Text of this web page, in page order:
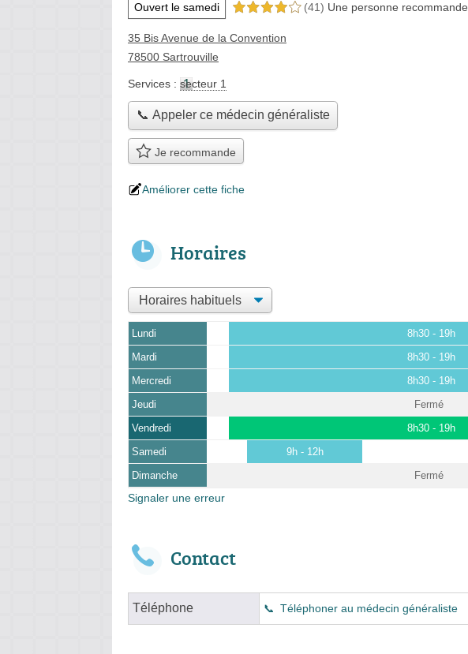
Ouvert le samedi 4,0 étoiles sur 5 (41) Une personne recommande
35 Bis Avenue de la Convention
78500 Sartrouville
Services : secteur 1
📞 Appeler ce médecin généraliste
Je recommande
Améliorer cette fiche
Horaires
Lundi 8h30 - 19h
Mardi 8h30 - 19h
Mercredi 8h30 - 19h
Jeudi Fermé
Vendredi 8h30 - 19h
Samedi 9h - 12h
Dimanche Fermé
Signaler une erreur
Contact
Téléphone Téléphoner au médecin généraliste